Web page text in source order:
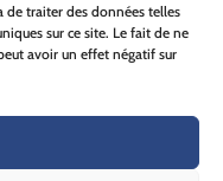
de traiter des données telles
sur ce site. Le fait de ne
avoir un effet négatif sur